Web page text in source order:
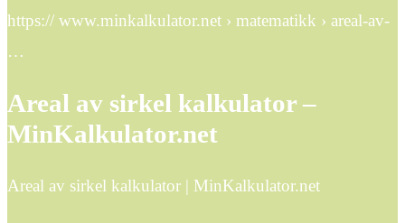
https:// www.minkalkulator.net › matematikk › areal-av-
…
Areal av sirkel kalkulator –
MinKalkulator.net
Areal av sirkel kalkulator | MinKalkulator.net